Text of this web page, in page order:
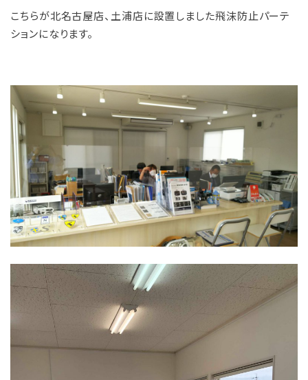
こちらが北名古屋店、土浦店に設置しました飛沫防止パーテ
ションになります。